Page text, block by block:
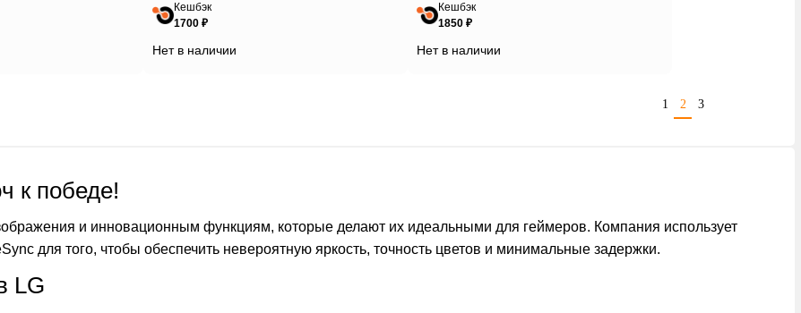
Кешбэк
1700 ₽
Нет в наличии
Кешбэк
1850 ₽
Нет в наличии
1 2 3
к победе!
и инновационным функциям, которые делают их идеальными для геймеров. Компания использует
для того, чтобы обеспечить невероятную яркость, точность цветов и минимальные задержки.
LG